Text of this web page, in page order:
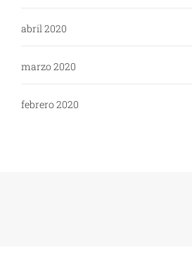
abril 2020
marzo 2020
febrero 2020